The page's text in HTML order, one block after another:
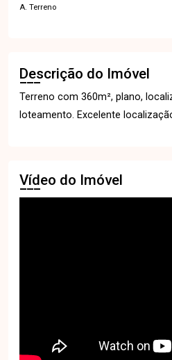
A. Terreno
Descrição do Imóvel
Terreno com 360m², plano,
loteamento. Excelente
Vídeo do Imóvel